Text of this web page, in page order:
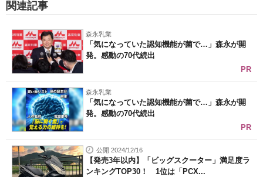
関連記事
森永乳業
「気になっていた認知機能が菌で…」森永が開
発。感動の70代続出
PR
森永乳業
「気になっていた認知機能が菌で…」森永が開
発。感動の70代続出
PR
公開 2024/12/16
【発売3年以内】「ビッグスクーター」満足度ラ
ンキングTOP30！ 1位は「PCX...